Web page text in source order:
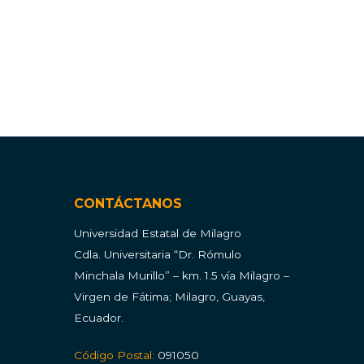
CONTÁCTANOS
Universidad Estatal de Milagro
Cdla. Universitaria “Dr. Rómulo
Minchala Murillo” – km. 1.5 vía Milagro –
Virgen de Fátima; Milagro, Guayas,
Ecuador.
Código Postal: 091050